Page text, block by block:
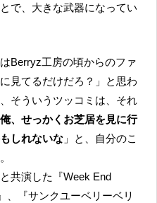
で、大きな武器になってい
見てるだけだろ？」と思わ
そういうツッコミは、それ
俺、せっかくお芝居を見に行
しれないな 」と、自分のこ
共演した『Week End
、『サンクユーベリーベリ